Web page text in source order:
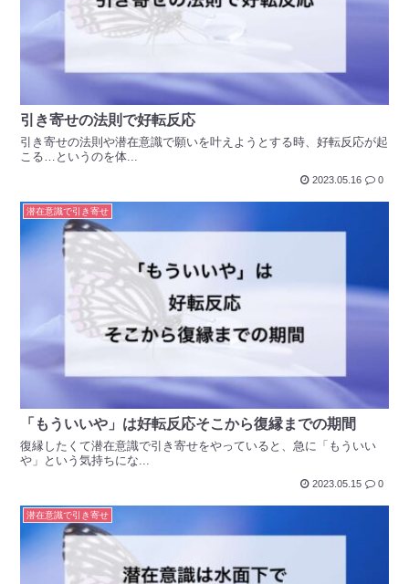
引き寄せの法則で好転反応
引き寄せの法則や潜在意識で願いを叶えようとする時、好転反応が起
こる…というのを体...
2023.05.16 0
潜在意識で引き寄せ
「もういいや」は好転反応そこから復縁までの期間
復縁したくて潜在意識で引き寄せをやっていると、急に「もういい
や」という気持ちにな...
2023.05.15 0
潜在意識で引き寄せ